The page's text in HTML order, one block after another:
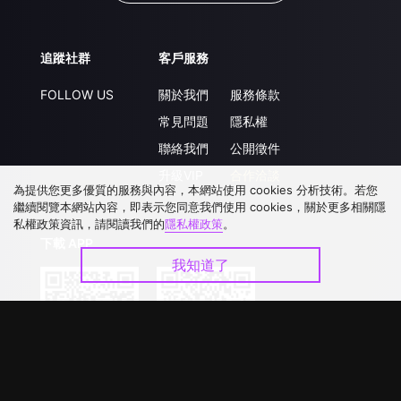
追蹤社群
FOLLOW US
客戶服務
關於我們
常見問題
聯絡我們
服務條款
隱私權
公開徵件
為提供您更多優質的服務與內容，本網站使用 cookies 分析技術。若您
繼續閱覽本網站內容，即表示您同意我們使用 cookies，關於更多相關隱
私權政策資訊，請閱讀我們的隱私權政策。
我知道了